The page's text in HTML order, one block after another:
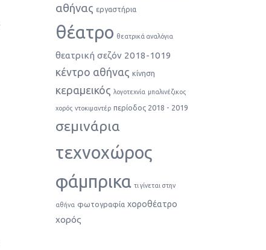
αθήνας εργαστήρια
θέατρο θεατρικά αναλόγια
θεατρική σεζόν 2018-1019
κέντρο αθήνας κίνηση
κεραμεικός λογοτεχνία μπαλινέζικος
χορός ντοκιμαντέρ περίοδος 2018 - 2019
σεμινάρια
τεχνοχώρος
φάμπρικα τι γίνεται στην
αθήνα φωτογραφία χοροθέατρο
χορός